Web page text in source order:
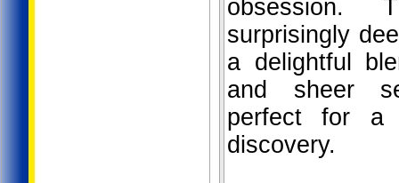
obsession.
surprisingly
a delightful
and sheer
perfect for a
discovery.